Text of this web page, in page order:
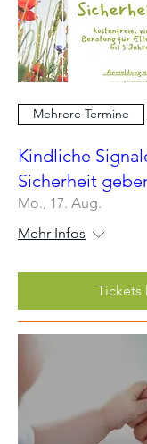
Mehrere Termine
Kindliche
Sicherheit
Mo., 17. Aug.
Mehr Infos
Tickets